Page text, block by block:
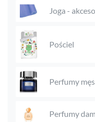
Joga -
Pościel
Perfumy
Perfumy